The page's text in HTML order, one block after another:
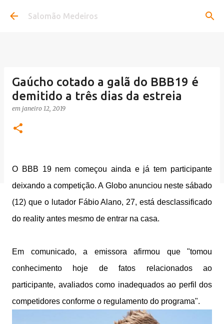
Pular para o conteúdo principal
Salomão Medeiros
Gaúcho cotado a galã do BBB19 é
demitido a três dias da estreia
em janeiro 12, 2019
O BBB 19 nem começou ainda e já tem participante
deixando a competição. A Globo anunciou neste sábado
(12) que o lutador Fábio Alano, 27, está desclassificado
do reality antes mesmo de entrar na casa.
Em comunicado, a emissora afirmou que "tomou
conhecimento hoje de fatos relacionados ao
participante, avaliados como inadequados ao perfil dos
competidores conforme o regulamento do programa".